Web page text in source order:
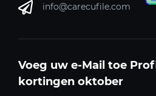
info@carecufile.com
Voeg uw e-Mail toe
kortingen oktober